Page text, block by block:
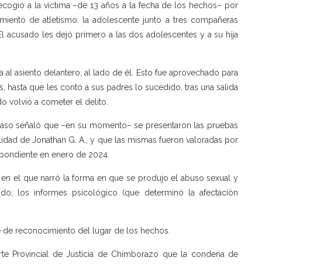
a la víctima –de 13 años a la fecha de los hechos– por
de atletismo: la adolescente junto a tres compañeras
acusado les dejó primero a las dos adolescentes y a su hija
asiento delantero, al lado de él. Esto fue aprovechado para
hasta que les contó a sus padres lo sucedido, tras una salida
volvió a cometer el delito.
señaló que –en su momento– se presentaron las pruebas
de Jonathan G. A., y que las mismas fueron valoradas por
en enero de 2024.
el que narró la forma en que se produjo el abuso sexual y
los informes psicológico (que determinó la afectación
reconocimiento del lugar de los hechos.
Provincial de Justicia de Chimborazo que la condena de